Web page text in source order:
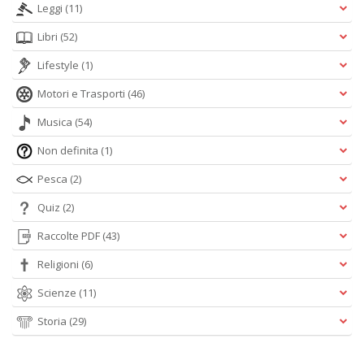
Leggi (11)
Libri (52)
Lifestyle (1)
Motori e Trasporti (46)
Musica (54)
Non definita (1)
Pesca (2)
Quiz (2)
Raccolte PDF (43)
Religioni (6)
Scienze (11)
Storia (29)